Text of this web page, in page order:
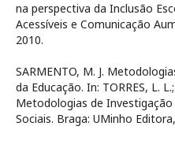
na perspectiva da Inclusão
Acessíveis e Comunicação
2010.
SARMENTO, M. J.
da Educação. In: TORRES, L.
Metodologias de Investigação
Sociais. Braga: UMinho